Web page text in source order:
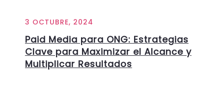
3 OCTUBRE, 2024
Paid Media para ONG: Estrategias
Clave para Maximizar el Alcance y
Multiplicar Resultados